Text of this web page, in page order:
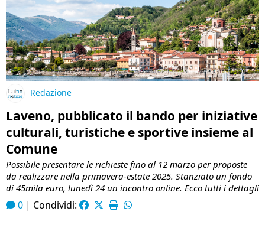
Redazione
Laveno, pubblicato il bando per iniziative
culturali, turistiche e sportive insieme al
Comune
Possibile presentare le richieste fino al 12 marzo per proposte
da realizzare nella primavera-estate 2025. Stanziato un fondo
di 45mila euro, lunedì 24 un incontro online. Ecco tutti i dettagli
0 | Condividi: